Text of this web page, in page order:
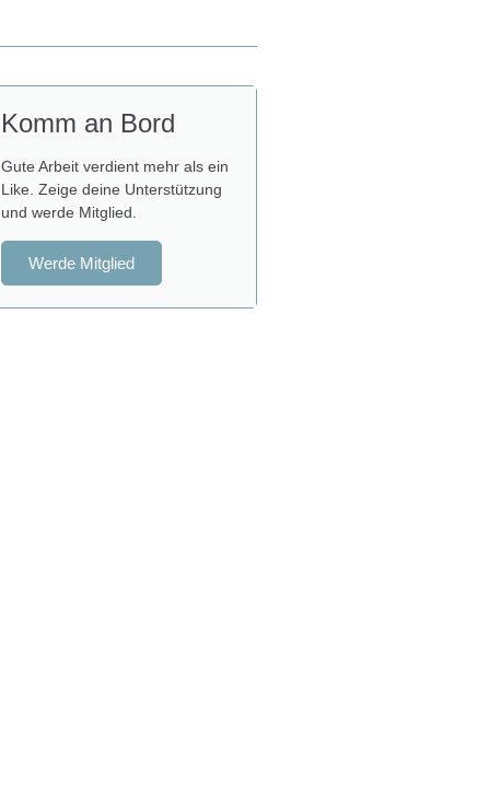
Komm an Bord
Gute Arbeit verdient mehr als ein
Like. Zeige deine Unterstützung
und werde Mitglied.
Werde Mitglied